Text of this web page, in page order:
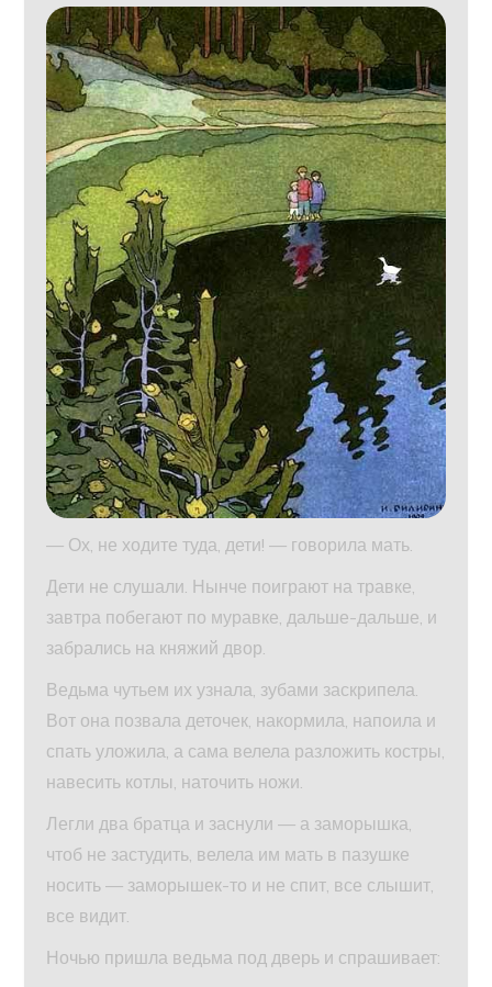
— Ох, не ходите туда, дети! — говорила мать.
Дети не слушали. Нынче поиграют на травке,
завтра побегают по муравке, дальше-дальше, и
забрались на княжий двор.
Ведьма чутьем их узнала, зубами заскрипела.
Вот она позвала деточек, накормила, напоила и
спать уложила, а сама велела разложить костры,
навесить котлы, наточить ножи.
Легли два братца и заснули — а заморышка,
чтоб не застудить, велела им мать в пазушке
носить — заморышек-то и не спит, все слышит,
все видит.
Ночью пришла ведьма под дверь и спрашивает: